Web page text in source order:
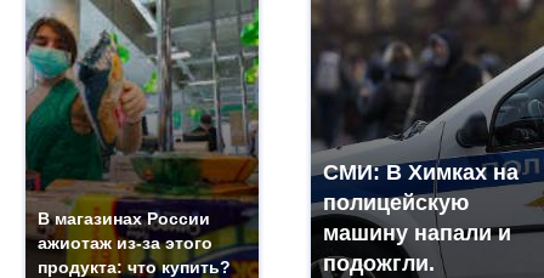
В магазинах России
ажиотаж из-за этого
продукта: что купить?
СМИ: В Химках на
полицейскую
машину напали и
подожгли.